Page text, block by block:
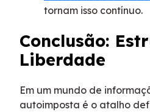
tornam isso contínuo.
Conclusão:
Liberdade
Em um mundo de
autoimposta é o atalho